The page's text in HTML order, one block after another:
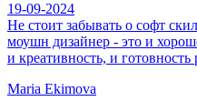
19-09-2024
Не стоит забывать о софт
моушн дизайнер - это и
и креативность, и готовность
Maria Ekimova